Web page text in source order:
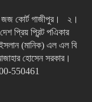
জজ কোর্ট গাজীপুর। ২।
প্রিয় প্রিন্ট পএিকার
(মানিক) এল এল বি
হোসেন সরকার।
550461